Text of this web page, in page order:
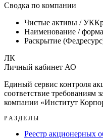
Сводка по компании
Чистые активы / УК
Наименование / форма
Раскрытие
ЛК
Личный кабинет АО
Единый сервис контроля
соответствие требованиям
компании «Институт
РАЗДЕЛЫ
Реестр акционерных